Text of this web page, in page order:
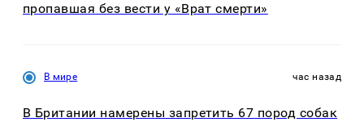
пропавшая без вести у «Врат смерти»
В мире час назад
В Британии намерены запретить 67 пород собак